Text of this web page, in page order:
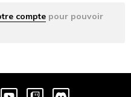
compte pour pouvoir